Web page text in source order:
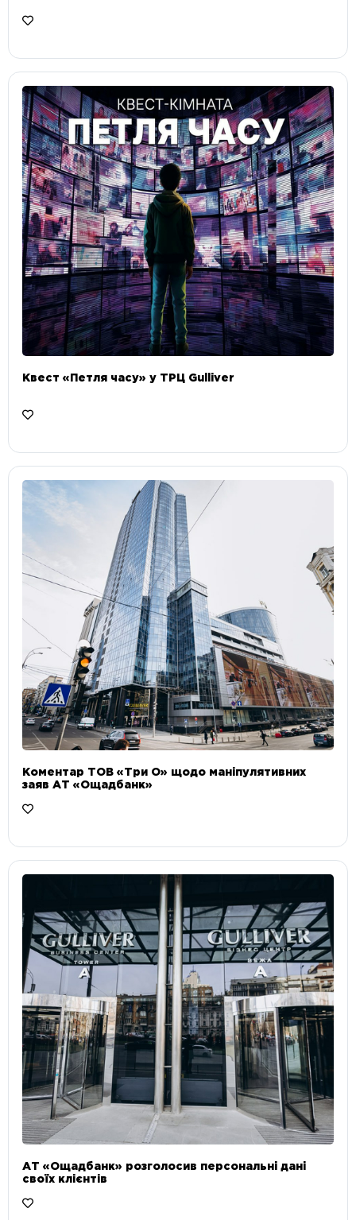
Квест «Петля часу» у ТРЦ Gulliver
Коментар ТОВ «Три О» щодо маніпулятивних
заяв АТ «Ощадбанк»
АТ «Ощадбанк» розголосив персональні дані
своїх клієнтів